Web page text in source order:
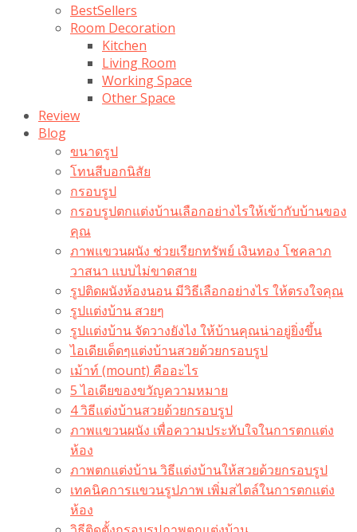
BestSellers
Room Decoration
Kitchen
Living Room
Working Space
Other Space
Review
Blog
ขนาดรูป
โทนสีบอกนิสัย
กรอบรูป
กรอบรูปตกแต่งบ้านเลือกอย่างไรให้เข้ากับบ้านของ
คุณ
ภาพแขวนผนัง ช่วยเรียกทรัพย์ เงินทอง โชคลาภ
วาสนา แบบไม่ขาดสาย
รูปติดผนังห้องนอน มีวิธีเลือกอย่างไร ให้ตรงใจคุณ
รูปแต่งบ้าน สวยๆ
รูปแต่งบ้าน จัดวางยังไง ให้บ้านคุณน่าอยู่ยิ่งขึ้น
ไอเดียเด็ดๆแต่งบ้านสวยด้วยกรอบรูป
เม้าท์ (mount) คืออะไร​
5 ไอเดียของขวัญความหมาย
4 วิธีแต่งบ้านสวยด้วยกรอบรูป
ภาพแขวนผนัง เพื่อความประทับใจในการตกแต่ง
ห้อง
ภาพตกแต่งบ้าน วิธีแต่งบ้านให้สวยด้วยกรอบรูป
เทคนิคการแขวนรูปภาพ เพิ่มสไตล์ในการตกแต่ง
ห้อง